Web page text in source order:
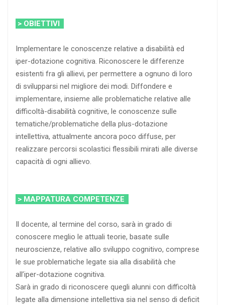
> OBIETTIVI
Implementare le conoscenze relative a disabilità ed
iper-dotazione cognitiva. Riconoscere le differenze
esistenti fra gli allievi, per permettere a ognuno di loro
di svilupparsi nel migliore dei modi. Diffondere e
implementare, insieme alle problematiche relative alle
difficoltà-disabilità cognitive, le conoscenze sulle
tematiche/problematiche della plus-dotazione
intellettiva, attualmente ancora poco diffuse, per
realizzare percorsi scolastici flessibili mirati alle diverse
capacità di ogni allievo.
> MAPPATURA COMPETENZE
Il docente, al termine del corso, sarà in grado di
conoscere meglio le attuali teorie, basate sulle
neuroscienze, relative allo sviluppo cognitivo, comprese
le sue problematiche legate sia alla disabilità che
all’iper-dotazione cognitiva.
Sarà in grado di riconoscere quegli alunni con difficoltà
legate alla dimensione intellettiva sia nel senso di deficit